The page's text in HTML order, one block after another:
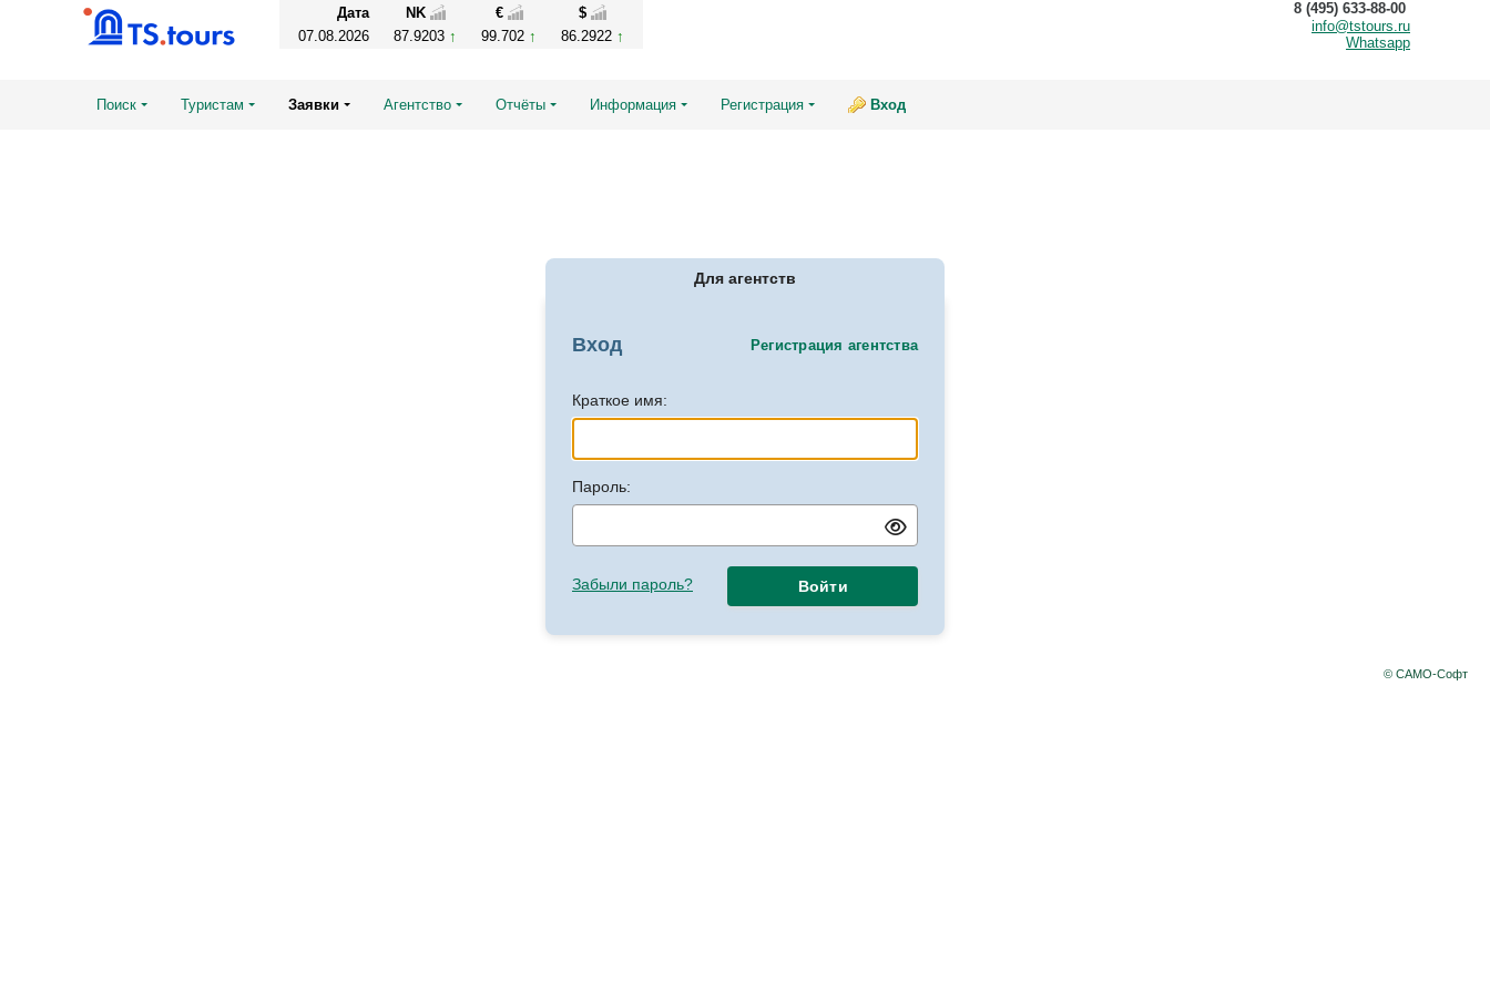
Дата NK €
$
07.08.2026
87.9203 99.702 86.2922
8 (495) 633-88-00
info@tstours.ru
Whatsapp
Поиск Туристам Заявки Агентство Отчёты Информация Регистрация Вход
Для агентств
Вход Регистрация агентства
Краткое имя:
Пароль:
Забыли пароль? Войти
© САМО-Софт